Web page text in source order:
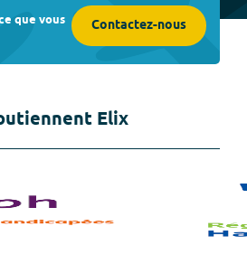
que vous Contactez-nous
Elix